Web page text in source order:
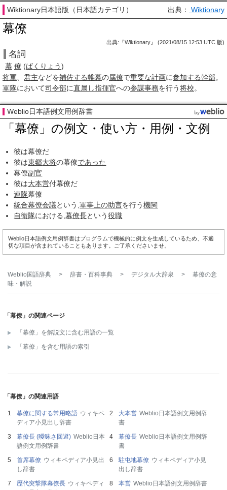
Wiktionary日本語版（日本語カテゴリ） 出典： Wiktionary
幕僚
出典:『Wiktionary』 (2021/08/15 12:53 UTC 版)
名詞
幕 僚 (ばくりょう)
将軍
君主などを補佐する帷幕の属僚で重要な計画に参加する幹部。
軍隊において司令部に直属し指揮官への参謀事務を行う将校。
Weblio日本語例文用例辞書
「幕僚」の例文・使い方・用例・文例
彼は幕僚だ
彼は東郷大将の幕僚であった
幕僚副官
彼は大本営付幕僚だ
連隊幕僚
統合幕僚会議という,軍事 上の助言を行う機関
自衛隊における,幕僚長という役職
Weblio日本語例文用例辞書はプログラムで機械的に例文を生成しているため、不適
切な項目が含まれていることもあります。ご了承くださいませ。
Weblio国語辞典 > 辞書・百科事典 > デジタル大辞泉 > 幕僚の意
味・解説
「幕僚」の関連ページ
「幕僚」を解説文に含む用語の一覧
「幕僚」を含む用語の索引
「幕僚」の関連用語
幕僚に関する常用略語 ウィキペ
ディア小見出し辞書
大本営 Weblio日本語例文用例辞
書
幕僚長 (曖昧さ回避) Weblio日本
語例文用例辞書
幕僚長 Weblio日本語例文用例辞
書
首席幕僚 ウィキペディア小見出
し辞書
駐屯地幕僚 ウィキペディア小見
出し辞書
歴代突撃隊幕僚長 ウィキペディ
本営 Weblio日本語例文用例辞書